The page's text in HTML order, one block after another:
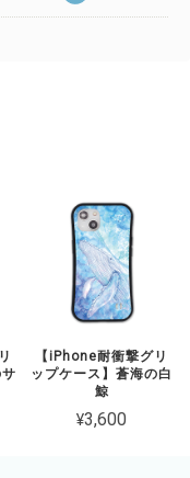
【iPhone耐衝撃グリ
ップケース】蒼海の白
鯨
¥3,600